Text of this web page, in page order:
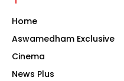
Home
Aswamedham Exclusive
Cinema
News Plus